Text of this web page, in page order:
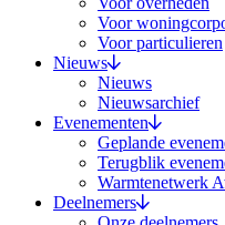
Voor
Voor particulieren
Nieuws
Nieuws
Nieuwsarchief
Evenementen
Geplande
Terugblik
Warmtenetwerk
Deelnemers